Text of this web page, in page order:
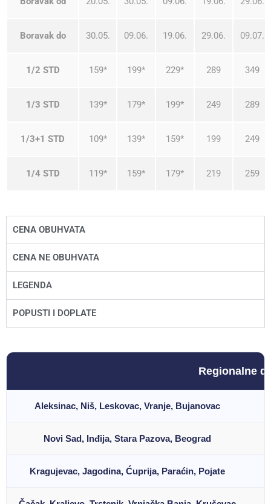
Boravak do 30.05. 09.06. 19.06. 29.06. 09.07.
1/2 STD 159* 199* 229* 289 349
1/3 STD 139* 179* 199* 249 289
1/3+1 STD 109* 139* 159* 199 249
1/4 STD 119* 159* 179* 219 259
CENA OBUHVATA
CENA NE OBUHVATA
LEGENDA
POPUSTI I DOPLATE
Regionalne
Aleksinac, Niš, Leskovac, Vranje, Bujanovac
Novi Sad, Inđija, Stara Pazova, Beograd
Kragujevac, Jagodina, Ćuprija, Paraćin, Pojate